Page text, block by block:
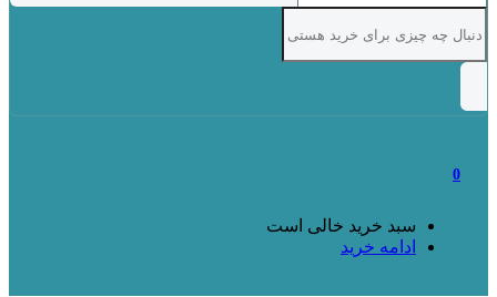
سبد خرید خالی است
ادامه خرید